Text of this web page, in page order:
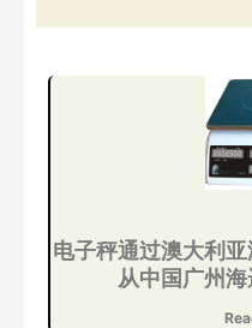
电子秤通过澳大利
从中国广州